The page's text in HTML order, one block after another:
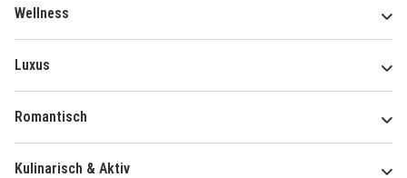
Wellness
Luxus
Romantisch
Kulinarisch & Aktiv